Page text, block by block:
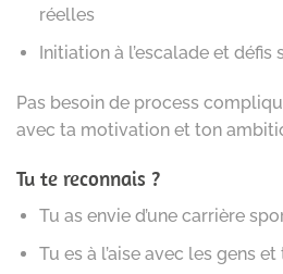
réelles
Initiation à l’escalade et
Pas besoin de process
avec ta motivation et ton
Tu te reconnais ?
Tu as envie d’une carrière
Tu es à l’aise avec les gens